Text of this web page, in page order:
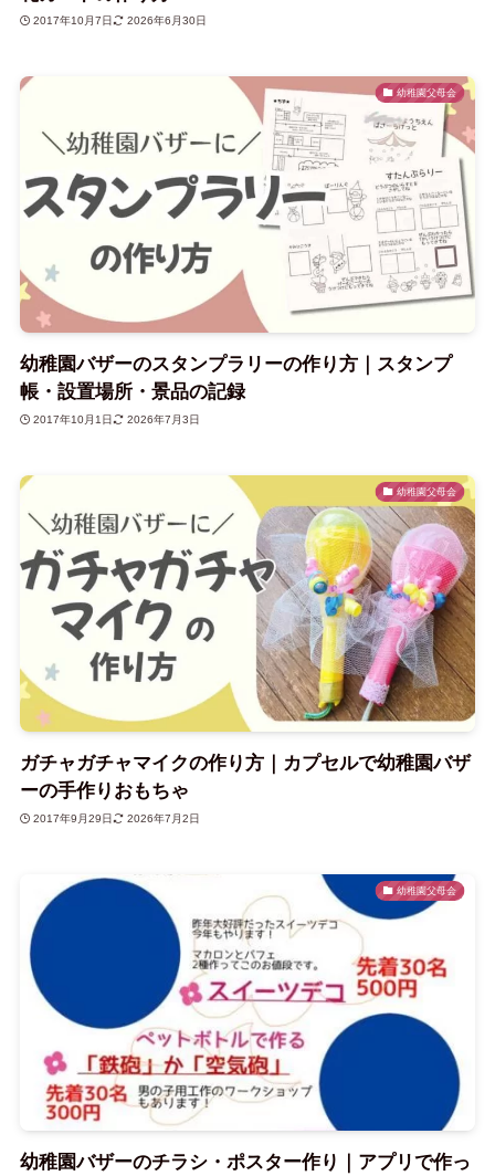
2017年10月7日 2026年6月30日
幼稚園父母会
幼稚園バザーのスタンプラリーの作り方｜スタンプ
帳・設置場所・景品の記録
2017年10月1日 2026年7月3日
幼稚園父母会
ガチャガチャマイクの作り方｜カプセルで幼稚園バザ
ーの手作りおもちゃ
2017年9月29日 2026年7月2日
幼稚園父母会
幼稚園バザーのチラシ・ポスター作り｜アプリで作っ